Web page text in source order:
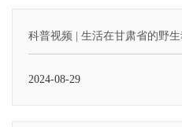
科普视频 | 生活在甘肃省的野
2024-08-29